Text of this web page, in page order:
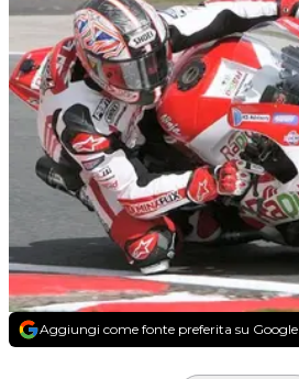
Aggiungi come fonte preferita su Google